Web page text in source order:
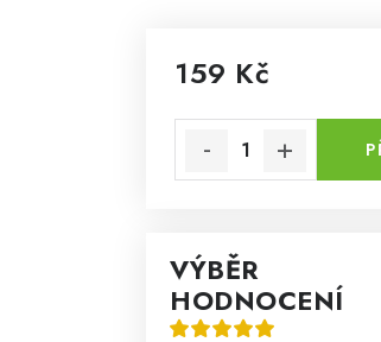
159 Kč
VÝBĚR
HODNOCENÍ